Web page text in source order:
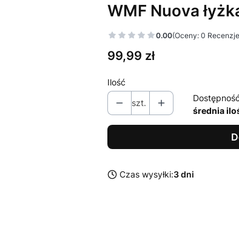
WMF Nuova
0.00(Oceny: 0
Cena
99,99 zł
Ilość
szt.
średnia
Czas wysyłki:3 dni